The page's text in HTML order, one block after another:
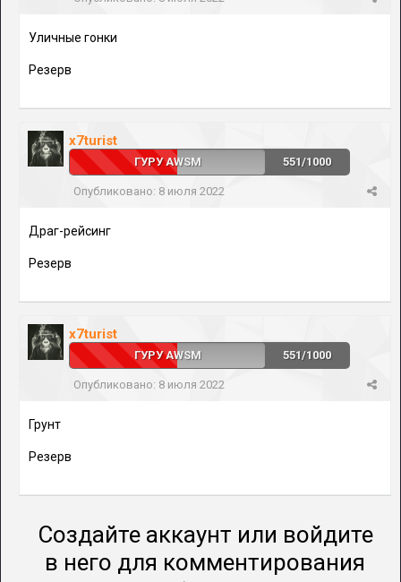
Уличные гонки
Резерв
x7turist
ГУРУ AWSM 551/1000
Опубликовано: 8 июля 2022
Драг-рейсинг
Резерв
x7turist
ГУРУ AWSM 551/1000
Опубликовано: 8 июля 2022
Грунт
Резерв
Создайте аккаунт или войдите
в него для комментирования